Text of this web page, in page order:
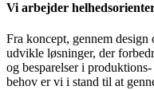
Vi arbejder
Fra koncept, gennem
udvikle løsninger, der
og besparelser i
behov er vi i stand til at